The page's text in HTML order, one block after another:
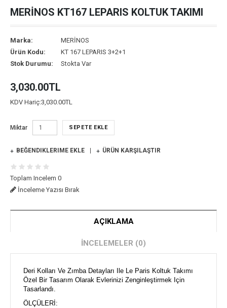
MERİNOS KT167 LEPARIS KOLTUK TAKIMI
Marka:
MERİNOS
Ürün Kodu:
KT 167 LEPARIS 3+2+1
Stok Durumu:
Stokta Var
3,030.00TL
KDV Hariç:3,030.00TL
Miktar SEPETE EKLE
BEĞENDIKLERIME EKLE ÜRÜN KARŞILAŞTIR
Toplam Incelem 0
İnceleme Yazısı Bırak
AÇIKLAMA
İNCELEMELER (0)
Deri Kolları Ve Zımba Detayları Ile Le Paris Koltuk Takımı
Özel Bir Tasarım Olarak Evlerinizi Zenginleştirmek Için
Tasarlandı.
ÖLÇÜLERİ: